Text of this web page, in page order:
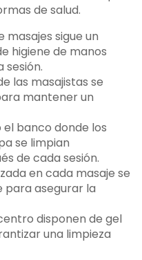
de salud.
masajes sigue un
higiene de manos
sesión.
las masajistas se
mantener un
banco donde los
se limpian
de cada sesión.
en cada masaje se
asegurar la
disponen de gel
una limpieza